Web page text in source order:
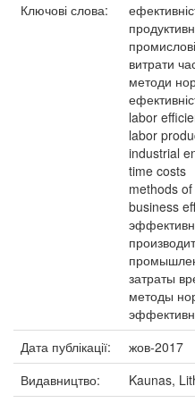
Ключові слова:
витрати
методи
labor
labor
industrial
time costs
methods
business
затраты
методы
Дата публікації:
жов-2017
Видавництво:
Kaunas,